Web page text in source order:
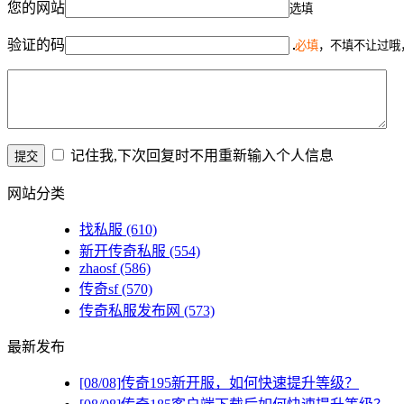
您的网站 选填
验证的码 必填，不填不让过
记住我,下次回复时不用重新输入个人信息
网站分类
找私服 (610)
新开传奇私服 (554)
zhaosf(586)
传奇sf(570)
传奇私服发布网 (573)
最新发布
[08/08]传奇195新开服，如何快速提升等级？